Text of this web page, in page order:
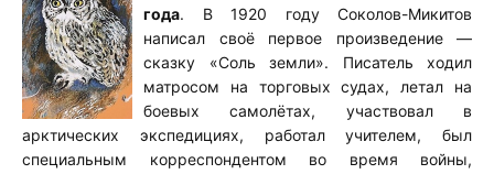
года. В 1920 году Соколов-Микитов
написал своё первое произведение —
сказку «Соль земли». Писатель ходил
матросом на торговых судах, летал на
боевых самолётах, участвовал в
арктических экспедициях, работал учителем, был
специальным корреспондентом во время войны,